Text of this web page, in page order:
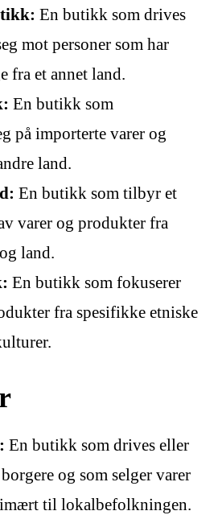
En butikk som drives
mot personer som har
fra et annet land.
En butikk som
på importerte varer og
land.
En butikk som tilbyr et
varer og produkter fra
land.
En butikk som fokuserer
fra spesifikke etniske
En butikk som drives eller
og som selger varer
til lokalbefolkningen.